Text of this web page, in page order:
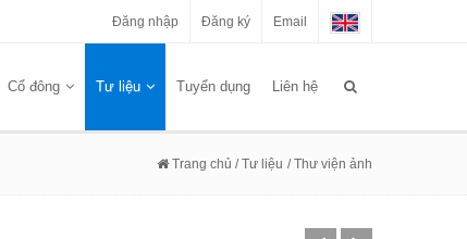
Đăng nhập Đăng ký Email
Cổ đông Tư liệu Tuyển dụng Liên hệ
Trang chủ / Tư liệu / Thư viện ảnh